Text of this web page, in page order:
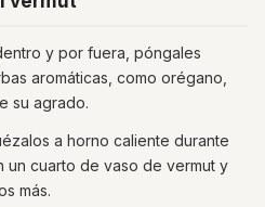
y por fuera, póngales
aromáticas, como orégano,
su agrado.
a horno caliente durante
un cuarto de vaso de vermut y
más.